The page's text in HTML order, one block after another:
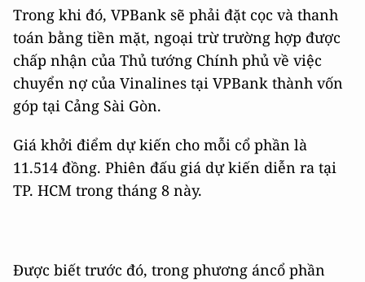
Trong khi đó, VPBank sẽ phải đặt cọc và thanh
toán bằng tiền mặt, ngoại trừ trường hợp được
chấp nhận của Thủ tướng Chính phủ về việc
chuyển nợ của Vinalines tại VPBank thành vốn
góp tại Cảng Sài Gòn.
Giá khởi điểm dự kiến cho mỗi cổ phần là
11.514 đồng. Phiên đấu giá dự kiến diễn ra tại
TP. HCM trong tháng 8 này.
Được biết trước đó, trong phương áncổ phần